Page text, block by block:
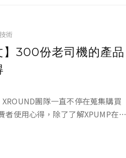
術
】300份老司機的產品
團隊一直不停在蒐集購買
者使用心得，除了了解XPUMP在各
使用狀態之外，更是我們改進產品